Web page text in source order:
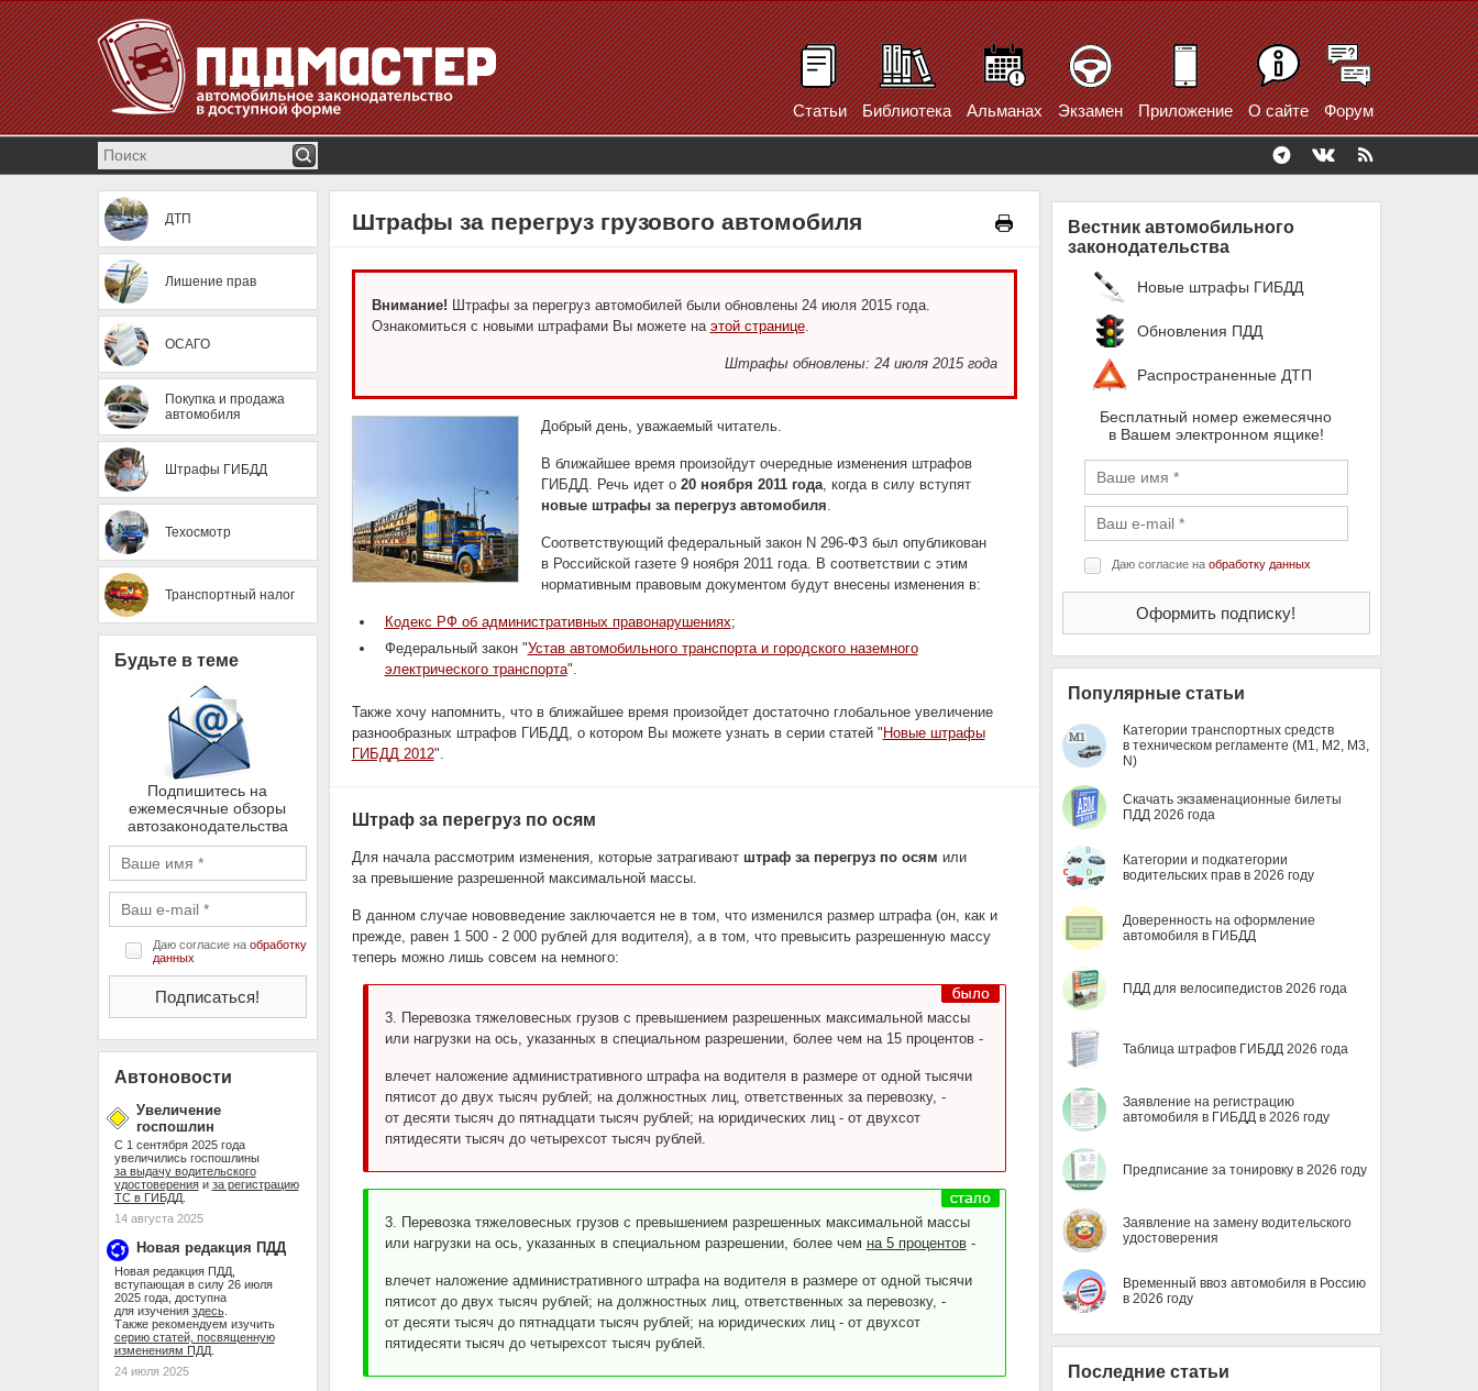
Статьи Библиотека Альманах Экзамен Приложение О сайте Форум
ДТП
Лишение прав
ОСАГО
Покупка и продажа
автомобиля
Штрафы ГИБДД
Техосмотр
Транспортный налог
Будьте в теме
Подпишитесь на
ежемесячные обзоры
автозаконодательства
Даю согласие на обработку
данных
Автоновости
Увеличение
госпошлин
С 1 сентября 2025 года
увеличились госпошлины
за выдачу водительского
удостоверенияи за регистрацию
ТС в ГИБДД.
14 августа 2025
Новая редакция ПДД
Новая редакция ПДД,
вступающая в силу 26 июля
2025 года, доступна
для изучения здесь.
Также рекомендуем изучить
серию статей, посвященную
изменениям ПДД.
24 июля 2025
Штрафы за перегруз грузового автомобиля
Внимание! Штрафы за перегруз автомобилей были обновлены 24 июля 2015 года.
Ознакомиться с новыми штрафами Вы можете на этой странице.
Штрафы обновлены: 24 июля 2015 года
Добрый день, уважаемый читатель.
В ближайшее время произойдут очередные изменения штрафов
ГИБДД. Речь идет о 20 ноября 2011 года, когда в силу вступят
новые штрафы за перегруз автомобиля.
Соответствующий федеральный закон N 296-ФЗ был опубликован
в Российской газете 9 ноября 2011 года. В соответствии с этим
нормативным правовым документом будут внесены изменения в:
Кодекс РФ об административных правонарушениях;
Федеральный закон "Устав автомобильного транспорта и городского наземного
электрического транспорта".
Также хочу напомнить, что в ближайшее время произойдет достаточно глобальное увеличение
разнообразных штрафов ГИБДД, о котором Вы можете узнать в серии статей " Новые штрафы
ГИБДД 2012".
Штраф за перегруз по осям
Для начала рассмотрим изменения, которые затрагивают штраф за перегруз по осям или
за превышение разрешенной максимальной массы.
В данном случае нововведение заключается не в том, что изменился размер штрафа (он, как и
прежде, равен 1 500 - 2 000 рублей для водителя), а в том, что превысить разрешенную массу
теперь можно лишь совсем на немного:
3. Перевозка тяжеловесных грузов с превышением разрешенных максимальной массы
или нагрузки на ось, указанных в специальном разрешении, более чем на 15 процентов -
влечет наложение административного штрафа на водителя в размере от одной тысячи
пятисот до двух тысяч рублей; на должностных лиц, ответственных за перевозку, -
от десяти тысяч до пятнадцати тысяч рублей; на юридических лиц - от двухсот
пятидесяти тысяч до четырехсот тысяч рублей.
3. Перевозка тяжеловесных грузов с превышением разрешенных максимальной массы
или нагрузки на ось, указанных в специальном разрешении, более чем на 5 процентов-
влечет наложение административного штрафа на водителя в размере от одной тысячи
пятисот до двух тысяч рублей; на должностных лиц, ответственных за перевозку, -
от десяти тысяч до пятнадцати тысяч рублей; на юридических лиц - от двухсот
пятидесяти тысяч до четырехсот тысяч рублей.
Вестник автомобильного
законодательства
Новые штрафы ГИБДД
Обновления ПДД
Распространенные ДТП
Бесплатный номер ежемесячно
в Вашем электронном ящике!
Даю согласие на обработку данных
Популярные статьи
Категории транспортных средств
в техническом регламенте (M1, M2, M3,
N)
Скачать экзаменационные билеты
ПДД 2026 года
Категории и подкатегории
водительских прав в 2026 году
Доверенность на оформление
автомобиля в ГИБДД
ПДД для велосипедистов 2026 года
Таблица штрафов ГИБДД 2026 года
Заявление на регистрацию
автомобиля в ГИБДД в 2026 году
Предписание за тонировку в 2026 году
Заявление на замену водительского
удостоверения
Временный ввоз автомобиля в Россию
в 2026 году
Последние статьи